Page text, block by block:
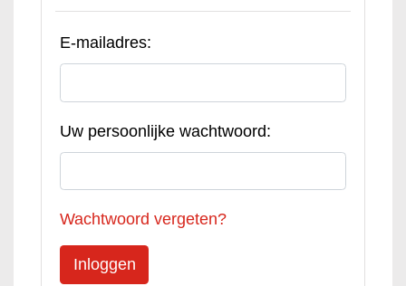
E-mailadres:
Uw persoonlijke wachtwoord:
Wachtwoord vergeten?